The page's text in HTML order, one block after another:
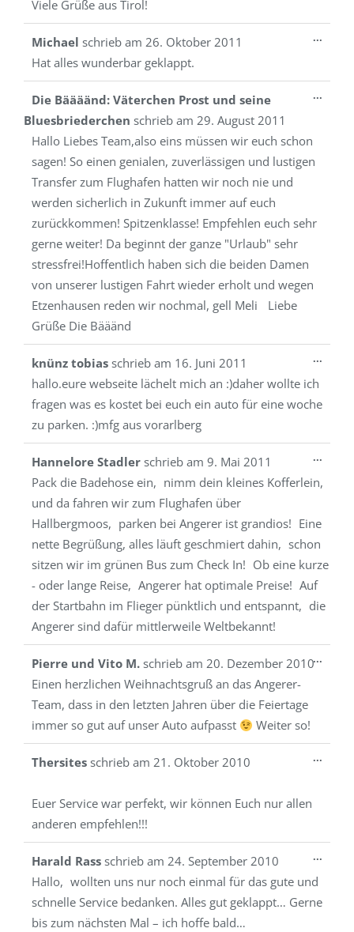
Viele Grüße aus Tirol!
Michael schrieb am 26. Oktober 2011
Hat alles wunderbar geklappt.
...
Die Bäääänd: Väterchen Prost und seine
Bluesbriederchen schrieb am 29. August 2011
Hallo Liebes Team,also eins müssen wir euch schon
sagen! So einen genialen, zuverlässigen und lustigen
Transfer zum Flughafen hatten wir noch nie und
werden sicherlich in Zukunft immer auf euch
zurückkommen! Spitzenklasse! Empfehlen euch sehr
gerne weiter! Da beginnt der ganze "Urlaub" sehr
stressfrei!Hoffentlich haben sich die beiden Damen
von unserer lustigen Fahrt wieder erholt und wegen
Etzenhausen reden wir nochmal, gell Meli Liebe
Grüße Die Bääänd
...
knünz tobias schrieb am 16. Juni 2011
hallo.eure webseite lächelt mich an :)daher wollte ich
fragen was es kostet bei euch ein auto für eine woche
zu parken. :)mfg aus vorarlberg
...
Hannelore Stadler schrieb am 9. Mai 2011
Pack die Badehose ein, nimm dein kleines Kofferlein,
und da fahren wir zum Flughafen über
Hallbergmoos, parken bei Angerer ist grandios! Eine
nette Begrüßung, alles läuft geschmiert dahin, schon
sitzen wir im grünen Bus zum Check In! Ob eine kurze
- oder lange Reise, Angerer hat optimale Preise! Auf
der Startbahn im Flieger pünktlich und entspannt, die
Angerer sind dafür mittlerweile Weltbekannt!
...
Pierre und Vito M. schrieb am 20. Dezember 2010
Einen herzlichen Weihnachtsgruß an das Angerer-
Team, dass in den letzten Jahren über die Feiertage
immer so gut auf unser Auto aufpasst
Weiter so!
...
Thersites schrieb am 21. Oktober 2010
Euer Service war perfekt, wir können Euch nur allen
anderen empfehlen!!!
...
Harald Rass schrieb am 24. September 2010
Hallo, wollten uns nur noch einmal für das gute und
schnelle Service bedanken. Alles gut geklappt… Gerne
bis zum nächsten Mal – ich hoffe bald…
...